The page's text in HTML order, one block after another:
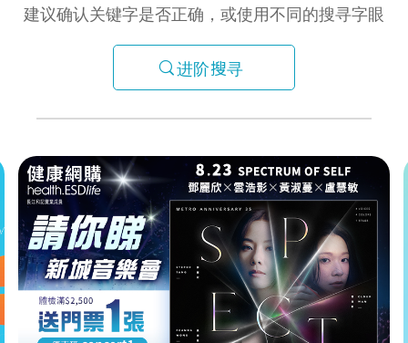
建议确认关键字是否正确，或使用不同的搜寻字眼
进阶搜寻